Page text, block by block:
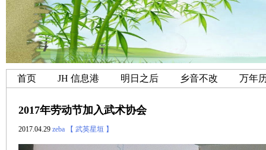
首页 JH 信息港 明日之后 乡音不改 万年
2017年劳动节加入武术协会
2017.04.29 zeba 【 武英星垣 】